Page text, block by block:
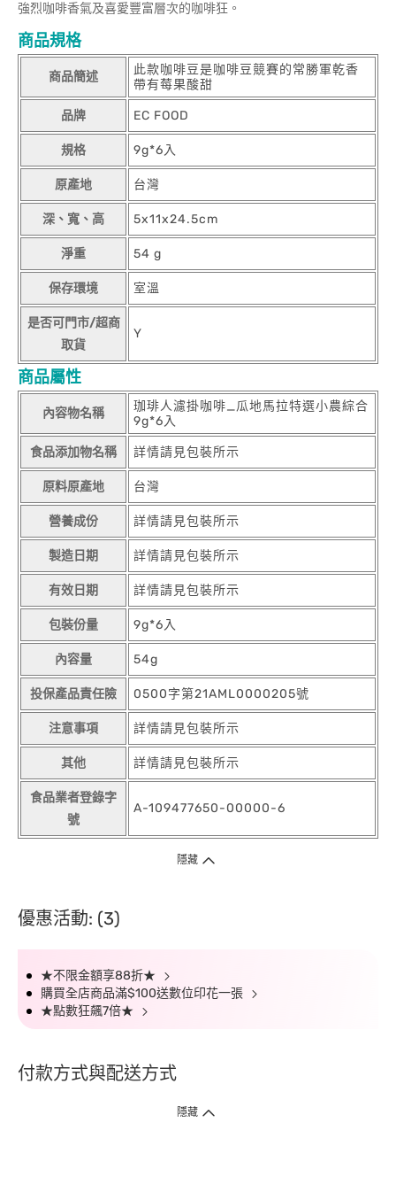
強烈咖啡香氣及喜愛豐富層次的咖啡狂。
商品規格
商品簡述
此款咖啡豆是咖啡豆競賽的常勝軍乾香
帶有莓果酸甜
品牌 EC FOOD
規格 9g*6入
原產地 台灣
深、寬、高 5x11x24.5cm
淨重 54 g
保存環境 室溫
是否可門市/超商
取貨
Y
商品屬性
內容物名稱
珈琲人濾掛咖啡_瓜地馬拉特選小農綜合
9g*6入
食品添加物名稱 詳情請見包裝所示
原料原產地 台灣
營養成份 詳情請見包裝所示
製造日期 詳情請見包裝所示
有效日期 詳情請見包裝所示
包裝份量 9g*6入
內容量 54g
投保產品責任險 0500字第21AML0000205號
注意事項 詳情請見包裝所示
其他 詳情請見包裝所示
食品業者登錄字
號
A-109477650-00000-6
隱藏
優惠活動: (3)
★不限金額享88折★
購買全店商品滿$100送數位印花一張
★點數狂飆7倍★
付款方式與配送方式
隱藏